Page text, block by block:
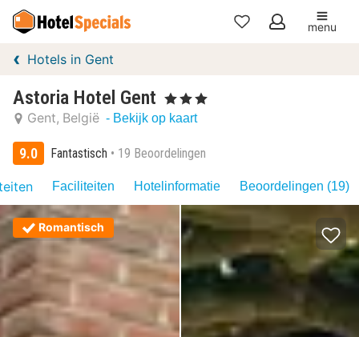
Mijn
menu
Hotels in Gent
Astoria Hotel Gent , 3 Sterren
Gent België - Bekijk op kaart
9.0 Fantastisch 19 Beoordelingen
Faciliteiten Hotelinformatie Beoordelingen (19)
Romantisch